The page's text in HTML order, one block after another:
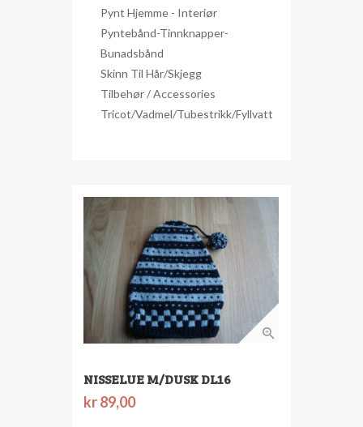
Pynt Hjemme - Interiør
Pyntebånd-Tinnknapper-
Bunadsbånd
Skinn Til Hår/skjegg
Tilbehør / Accessories
Tricot/Vadmel/Tubestrikk/Fyllvatt
NISSELUE M/DUSK DL16
kr89,00